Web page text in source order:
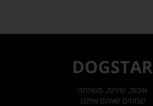
DOGSTAR
איכות, שירות, משפחה
שמחים שאתם איתנו.